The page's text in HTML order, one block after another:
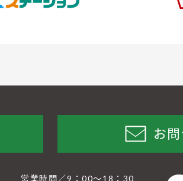
お
営業時間／9：00〜18：30